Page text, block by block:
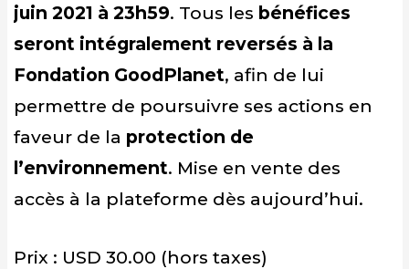
juin 2021 à 23h59. Tous les bénéfices
seront intégralement reversés à la
Fondation GoodPlanet, afin de lui
permettre de poursuivre ses actions en
faveur de la protection de
l’environnement. Mise en vente des
accès à la plateforme dès aujourd’hui.
Prix : USD 30.00 (hors taxes)